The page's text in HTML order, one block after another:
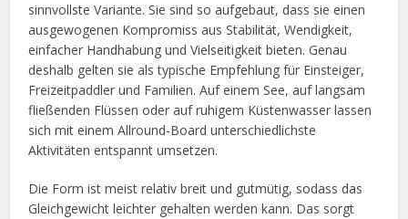
sinnvollste Variante. Sie sind so aufgebaut, dass sie einen
ausgewogenen Kompromiss aus Stabilität, Wendigkeit,
einfacher Handhabung und Vielseitigkeit bieten. Genau
deshalb gelten sie als typische Empfehlung für Einsteiger,
Freizeitpaddler und Familien. Auf einem See, auf langsam
fließenden Flüssen oder auf ruhigem Küstenwasser lassen
sich mit einem Allround-Board unterschiedlichste
Aktivitäten entspannt umsetzen.
Die Form ist meist relativ breit und gutmütig, sodass das
Gleichgewicht leichter gehalten werden kann. Das sorgt